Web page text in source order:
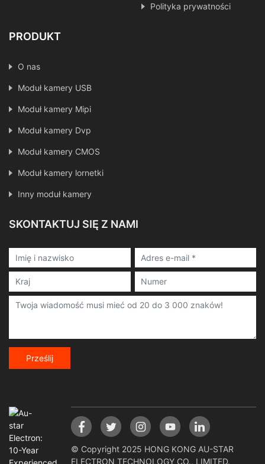
Polityka prywatności
PRODUKT
O nas
Moduł kamery USB
Moduł kamery Mipi
Moduł kamery Dvp
Moduł kamery CMOS
Moduł kamery lornetki
Inny moduł kamery
SKONTAKTUJ SIĘ Z NAMI
Prześlij
© Copyright 2025 HONG KONG AU-STAR
ELECTRON TECHNOLOGY CO., LIMITED.